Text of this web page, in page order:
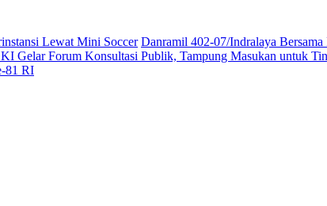
Lewat Mini Soccer Danramil 402-07/Indralaya
Gelar Forum Konsultasi Publik, Tampung Masukan untuk
81 RI